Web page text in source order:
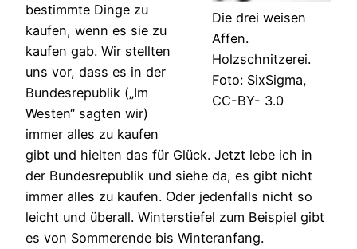
Die drei weisen
Affen.
Holzschnitzerei.
Foto: SixSigma,
CC-BY- 3.0
bestimmte Dinge zu
kaufen, wenn es sie zu
kaufen gab. Wir stellten
uns vor, dass es in der
Bundesrepublik („Im
Westen“ sagten wir)
immer alles zu kaufen
gibt und hielten das für Glück. Jetzt lebe ich in
der Bundesrepublik und siehe da, es gibt nicht
immer alles zu kaufen. Oder jedenfalls nicht so
leicht und überall. Winterstiefel zum Beispiel gibt
es von Sommerende bis Winteranfang.